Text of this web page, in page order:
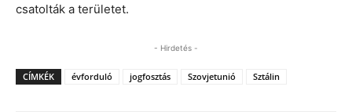
csatolták a területet.
- Hirdetés -
CÍMKÉK évforduló jogfosztás Szovjetunió Sztálin